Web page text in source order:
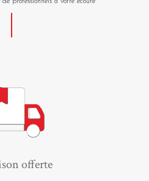
offerte